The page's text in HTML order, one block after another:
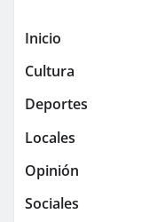
Inicio
Cultura
Deportes
Locales
Opinión
Sociales